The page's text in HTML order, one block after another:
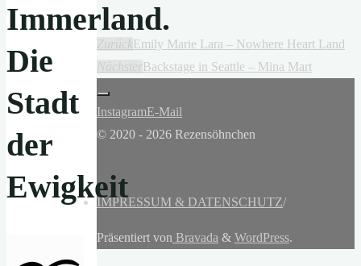
Immerland.
Die
Stadt
der
Ewigkeit
ZurückEmily Marie Lara – Nowhere Heart Land
NächsterBackstage in Seattle – Mina Mart
InstagramE-Mail
© 2020 - 2026 Rezensöhnchen
IMPRESSUM & DATENSCHUTZ/
Präsentiert von Bravada & WordPress.